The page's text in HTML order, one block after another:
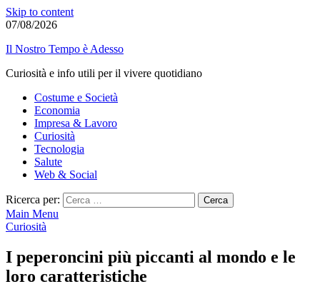
Skip to content
07/08/2026
Il Nostro Tempo è Adesso
Curiosità e info utili per il vivere quotidiano
Costume e Società
Economia
Impresa & Lavoro
Curiosità
Tecnologia
Salute
Web & Social
Ricerca per:
Main Menu
Curiosità
I peperoncini più piccanti al mondo e le
loro caratteristiche